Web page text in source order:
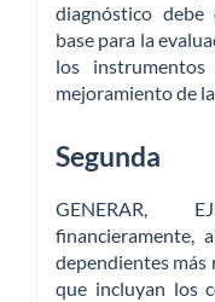
diagnóstico
base para la
los
mejoramiento de
Segunda
GENERAR,
financieramente,
dependientes más
que incluyan los